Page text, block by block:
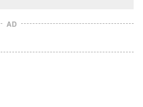
AD